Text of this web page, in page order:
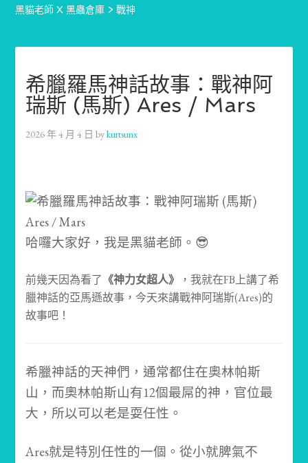
黑貓老師 X 黑蟲倉庫 >戰神
希臘羅馬神話故事：戰神阿
瑞斯 (馬斯) Ares / Mars
2026 年 4 月 4 日 bykurtsunx
哈囉大家好，我是黑貓老師。😎
前幾天因為看了 《神力女超人》
，我就在FB上講了希
臘神話的亞馬遜故事，今天來講戰神阿瑞斯(Ares)的
故事吧！
希臘神話的天神們，通常都住在奧林帕斯
山，而奧林帕斯山有12個最屌的神，官位最
大，所以可以老是耍任性。
Ares就是特別任性的一個。從小就脾氣不